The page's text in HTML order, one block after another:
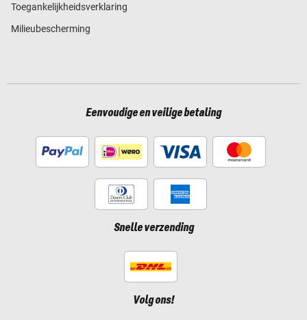
Toegankelijkheidsverklaring
Milieubescherming
Eenvoudige en veilige betaling
Snelle verzending
Volg ons!